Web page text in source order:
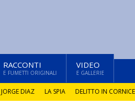
RACCONTI
E FUMETTI ORIGINALI
VIDEO
E GALLERIE
JORGE DIAZ LA SPIA DELITTO IN CORNICE